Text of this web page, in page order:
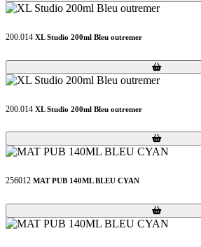
200.014 XL Studio 200ml Bleu outremer
Loading...
Loading...
200.014 XL Studio 200ml Bleu outremer
Loading...
Loading...
256012 MAT PUB 140ML BLEU CYAN
Loading...
Loading...